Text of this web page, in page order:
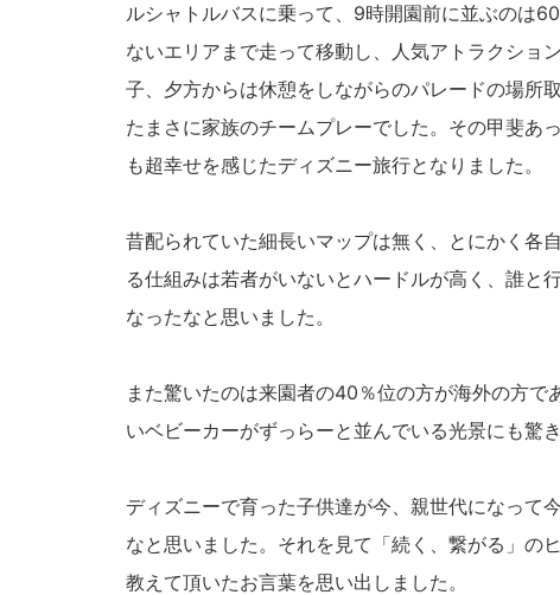
ルシャトルバスに乗って、9時開園前に並ぶのは
ないエリアまで走って移動し、人気アトラクショ
子、夕方からは休憩をしながらのパレードの場所
たまさに家族のチームプレーでした。その甲斐あ
も超幸せを感じたディズニー旅行となりました。
昔配られていた細長いマップは無く、とにかく各
る仕組みは若者がいないとハードルが高く、誰と
なったなと思いました。
また驚いたのは来園者の40％位の方が海外の方
いベビーカーがずっらーと並んでいる光景にも驚き
ディズニーで育った子供達が今、親世代になって
なと思いました。それを見て「続く、繋がる」の
教えて頂いたお言葉を思い出しました。